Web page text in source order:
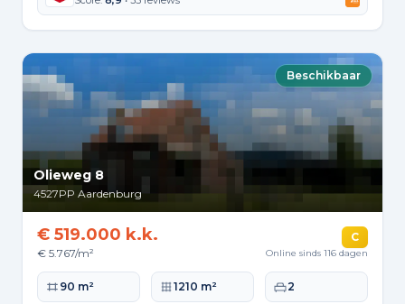
Beschikbaar
Olieweg 8
4527PP Aardenburg
€ 519.000 k.k.
€ 5.767/m²
C
Online sinds 116 dagen
Woonoppervlakte
90 m² Perceeloppervlakte
1210 m² Slaapkamers
2